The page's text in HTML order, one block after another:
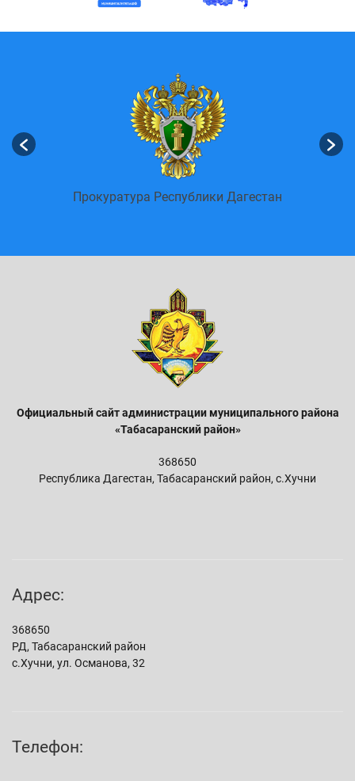
Федерации
Официальный сайт администрации муниципального района
«Табасаранский район»
368650
Республика Дагестан, Табасаранский район, с.Хучни
Адрес:
368650
РД, Табасаранский район
с.Хучни, ул. Османова, 32
Телефон: